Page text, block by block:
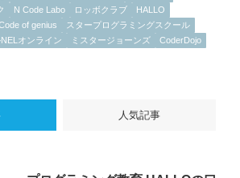
N Code Labo ロッボクラブ
HALLO
of genius
スタープログラミングスクール
オンライン ミスタージョーンズ CoderDojo
人気記事